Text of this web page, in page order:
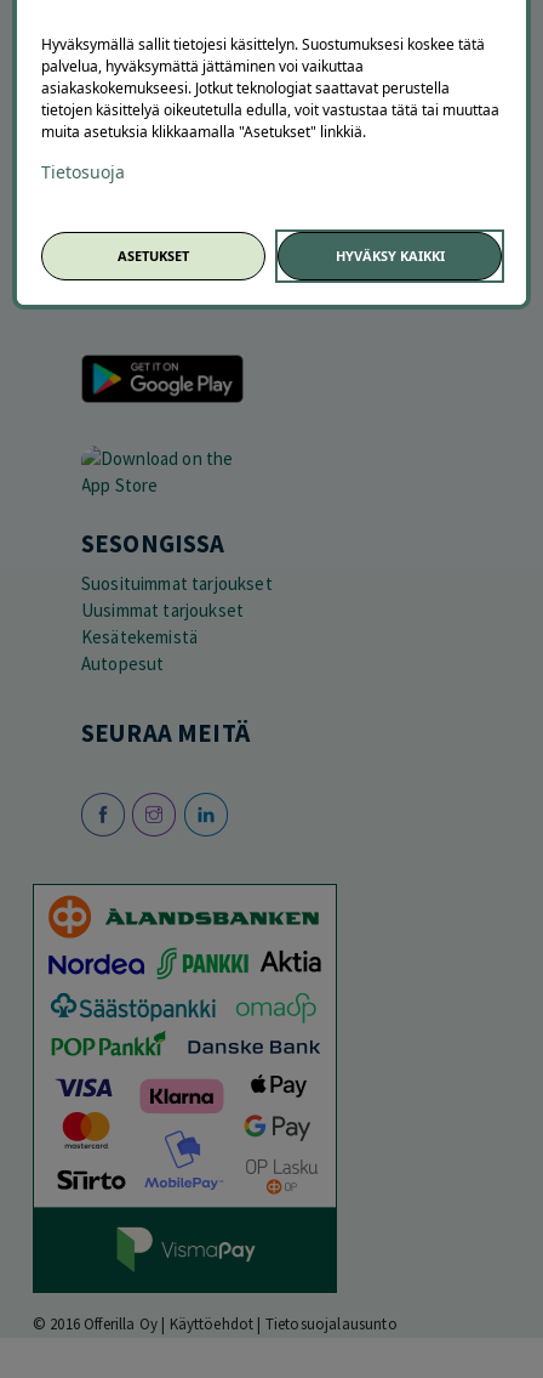
Avoimet työpaikat
Offerilla mediassa
YRITYKSILLE
Markkinoi Offerillassa
Partneriportaali
LATAA APPI
SESONGISSA
Suosituimmat tarjoukset
Uusimmat tarjoukset
Kesätekemistä
Autopesut
SEURAA MEITÄ
© 2016 Offerilla Oy | Käyttöehdot | Tietosuojalausunto
Hyväksymällä sallit tietojesi käsittelyn. Suostumuksesi koskee tätä
palvelua, hyväksymättä jättäminen voi vaikuttaa
asiakaskokemukseesi. Jotkut teknologiat saattavat perustella
tietojen käsittelyä oikeutetulla edulla, voit vastustaa tätä tai muuttaa
muita asetuksia klikkaamalla "Asetukset" linkkiä.
Tietosuoja
ASETUKSET HYVÄKSY KAIKKI